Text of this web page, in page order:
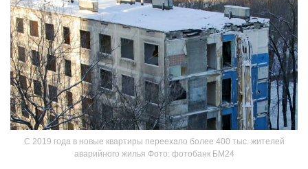
С 2019 года в новые квартиры переехало более 400 тыс. жителей
аварийного жилья Фото: фотобанк БМ24